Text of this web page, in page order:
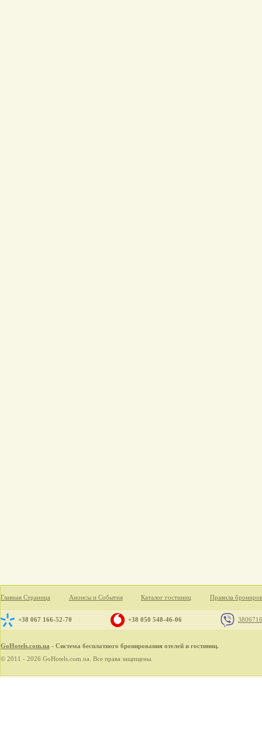
Главная Страница Анонсы и События Каталог гостиниц Правила
+38 067 166-52-70 +38 050 548-46-06
GoHotels.com.ua - Система бесплатного бронирования отелей и гостиниц.
© 2011 - 2026 GoHotels.com.ua. Все права защищены.